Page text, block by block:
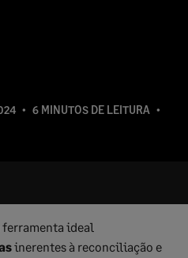
6 MINUTOS DE LEITURA
ideal
inerentes à reconciliação e